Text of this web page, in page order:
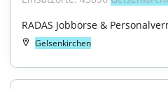
RADAS Jobbörse &
Gelsenkirchen